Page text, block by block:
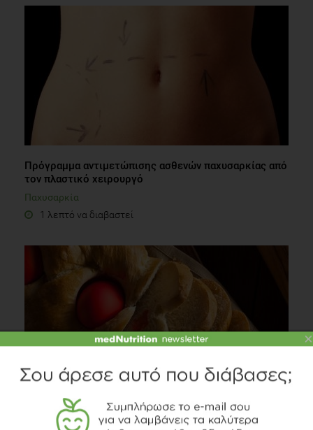
Πρόγραμμα αντιμετώπισης ασθενών παχυσαρκίας από
τον πλαστικό χειρουργό
Παχυσαρκία
1 λεπτό να διαβαστεί
10 + 1 συμβουλές για το Πάσχα
Συστάσεις Διατροφής
×